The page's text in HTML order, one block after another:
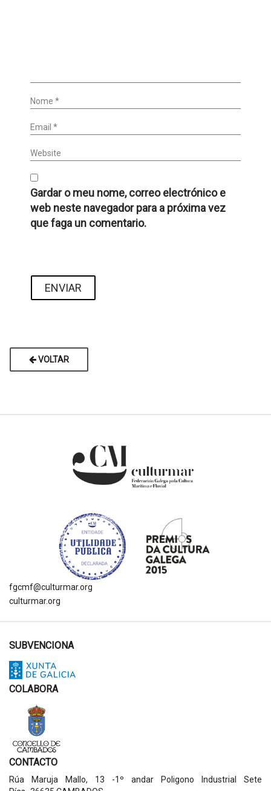
Nome *
Email *
Website
Gardar o meu nome, correo electrónico e
web neste navegador para a próxima vez
que faga un comentario.
VOLTAR
fgcmf@culturmar.org
culturmar.org
SUBVENCIONA
COLABORA
CONTACTO
Rúa Maruja Mallo, 13 -1º andar Poligono Industrial Sete